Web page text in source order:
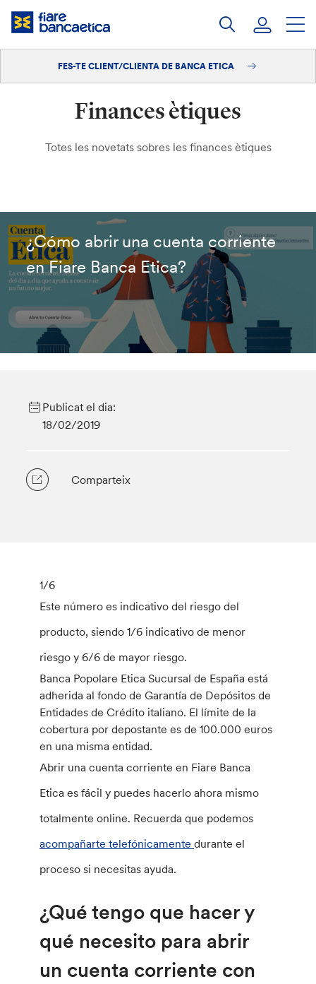
Salta
Iniciar sessió
Fes-te'n client/clienta
FES-TE CLIENT/CLIENTA DE BANCA ETICA
Finances ètiques
Totes les novetats sobres les finances ètiques
¿Cómo abrir una cuenta corriente
en Fiare Banca Etica?
Publicat el dia:
18/02/2019
Comparteix
1/6
Este número es indicativo del riesgo del
producto, siendo 1/6 indicativo de menor
riesgo y 6/6 de mayor riesgo.
Banca Popolare Etica Sucursal de España está
adherida al fondo de Garantía de Depósitos de
Entidades de Crédito italiano. El límite de la
cobertura por depostante es de 100.000 euros
en una misma entidad.
Abrir una cuenta corriente en Fiare Banca
Etica es fácil y puedes hacerlo ahora mismo
totalmente online. Recuerda que podemos
acompañarte telefónicamentedurante el
proceso si necesitas ayuda.
¿Qué tengo que hacer y
qué necesito para abrir
un cuenta corriente con